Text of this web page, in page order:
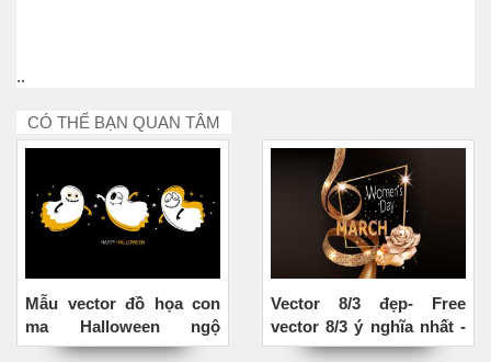
..
CÓ THỂ BẠN QUAN TÂM
Mẫu vector đồ họa con
ma Halloween ngộ
nghĩnh
Vector 8/3 đẹp- Free
vector 8/3 ý nghĩa nhất -
Mẫu 2